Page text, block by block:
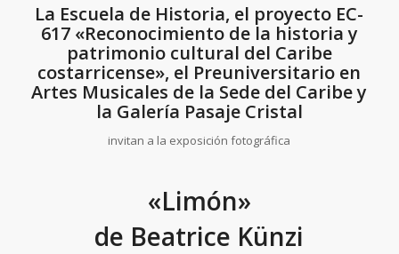
La Escuela de Historia, el proyecto EC-
617 «Reconocimiento de la historia y
patrimonio cultural del Caribe
costarricense», el Preuniversitario en
Artes Musicales de la Sede del Caribe y
la Galería Pasaje Cristal
invitan a la exposición fotográfica
«Limón»
de Beatrice Künzi